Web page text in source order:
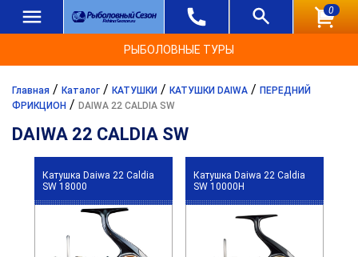
0
РЫБОЛОВНЫЕ ТУРЫ
Главная / Каталог / КАТУШКИ / КАТУШКИ DAIWA / ПЕРЕДНИЙ
ФРИКЦИОН / DAIWA 22 CALDIA SW
DAIWA 22 CALDIA SW
Катушка Daiwa 22 Caldia
SW 18000
Катушка Daiwa 22 Caldia
SW 10000H